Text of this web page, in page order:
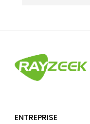
ENTREPRISE